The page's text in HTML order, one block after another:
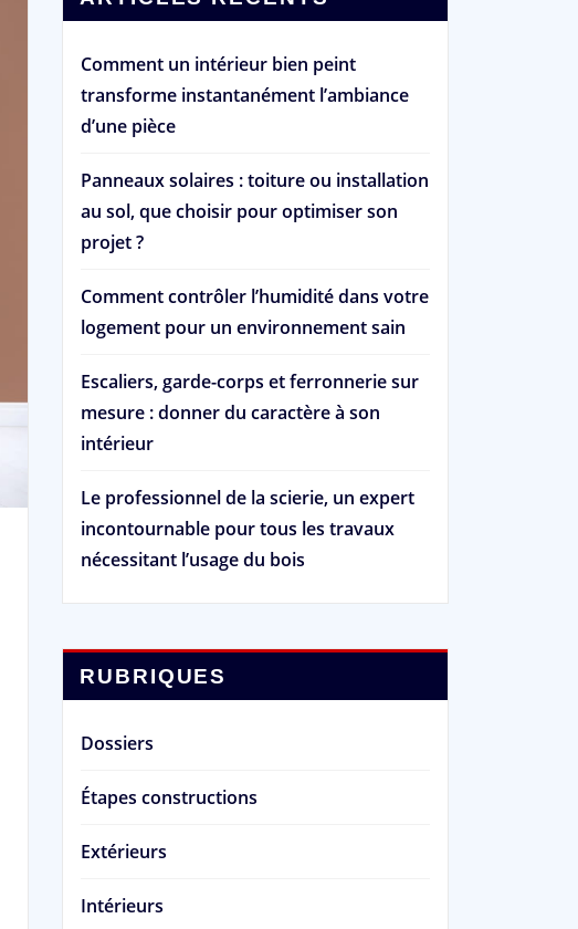
Comment un intérieur bien peint
transforme instantanément l’ambiance
d’une pièce
Panneaux solaires : toiture ou installation
au sol, que choisir pour optimiser son
projet ?
Comment contrôler l’humidité dans votre
logement pour un environnement sain
Escaliers, garde-corps et ferronnerie sur
mesure : donner du caractère à son
intérieur
Le professionnel de la scierie, un expert
incontournable pour tous les travaux
nécessitant l’usage du bois
RUBRIQUES
Dossiers
Étapes constructions
Extérieurs
Intérieurs